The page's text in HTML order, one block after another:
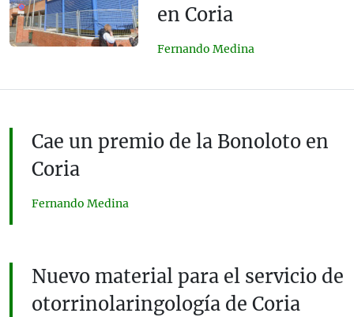
en Coria
Fernando Medina
Cae un premio de la Bonoloto en
Coria
Fernando Medina
Nuevo material para el servicio de
otorrinolaringología de Coria